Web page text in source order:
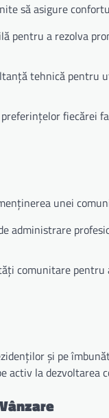
să asigure
pentru a rezolva
tehnică
fiecărei
unei
administrare
comunitare
și pe
activ la dezvoltarea